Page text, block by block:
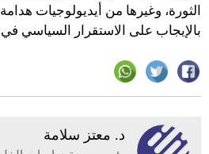
الثورة، وغيرها من أيديولوجيات
بالإيجاب على الاستقرار السياسي في
د. معتز سلامة